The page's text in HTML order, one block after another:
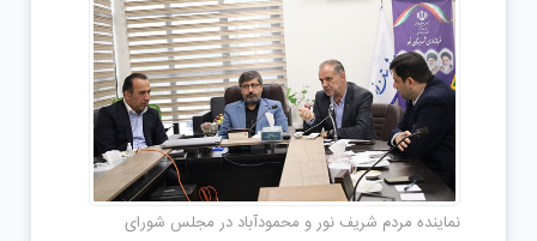
نماینده مردم شریف نور و محمودآباد در مجلس شورای